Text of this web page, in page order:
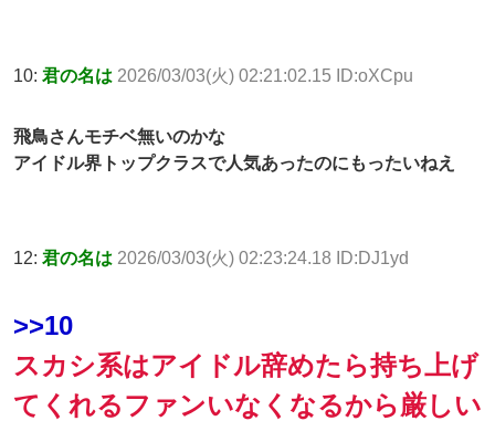
10: 君の名は 2026/03/03(火) 02:21:02.15 ID:oXCpu
飛鳥さんモチベ無いのかな
アイドル界トップクラスで人気あったのにもったいねえ
12: 君の名は 2026/03/03(火) 02:23:24.18 ID:DJ1yd
>>10
スカシ系はアイドル辞めたら持ち上げ
てくれるファンいなくなるから厳しい